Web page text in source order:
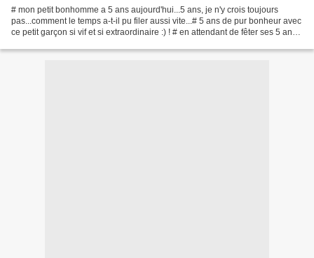
# mon petit bonhomme a 5 ans aujourd'hui...5 ans, je n'y crois toujours
pas...comment le temps a-t-il pu filer aussi vite...# 5 ans de pur bonheur avec
ce petit garçon si vif et si extraordinaire :) ! # en attendant de fêter ses 5 ans